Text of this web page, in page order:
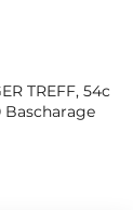
TREFF, 54c
Bascharage